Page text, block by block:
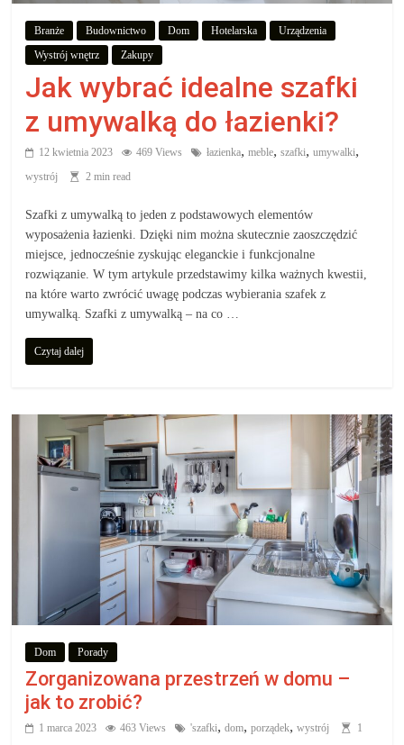
aby
wiedzieć,
co
kupić.
Poznaj
co
kupić,
jak
oraz
gdzie
Branże Budownictwo Dom Hotelarska
Urządzenia
Wystrój wnętrz
Zakupy
Jak wybrać idealne szafki
z umywalką do łazienki?
12 kwietnia 2023 469 Views łazienka,meble,szafki,umywalki,
wystrój 2 min read
Szafki z umywalką to jeden z podstawowych elementów
wyposażenia łazienki. Dzięki nim można skutecznie zaoszczędzić
miejsce, jednocześnie zyskując eleganckie i funkcjonalne
rozwiązanie. W tym artykule przedstawimy kilka ważnych kwestii,
na które warto zwrócić uwagę podczas wybierania szafek z
umywalką. Szafki z umywalką – na co …
Czytaj dalej
Dom Porady
Zorganizowana przestrzeń w domu –
jak to zrobić?
1 marca 2023 463 Views 'szafki,dom,porządek,wystrój
1